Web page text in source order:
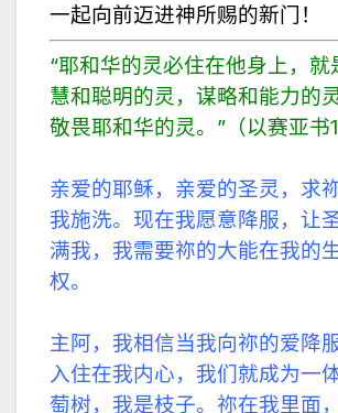
一起向前迈进神所赐的新门！
“耶和华的灵必住在他身上，就
慧和聪明的灵，谋略和能力的
敬畏耶和华的灵。”（以赛亚书
亲爱的耶稣，亲爱的圣灵，求
我施洗。现在我愿意降服，让
满我，我需要祢的大能在我的
权。
主阿，我相信当我向祢的爱降
入住在我内心，我们就成为一
萄树，我是枝子。祢在我里面